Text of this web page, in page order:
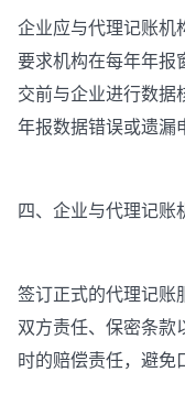
企业应与代理记账机
要求机构在每年年报
交前与企业进行数据
年报数据错误或遗漏
四、企业与代理记账
签订正式的代理记账
双方责任、保密条款
时的赔偿责任，避免